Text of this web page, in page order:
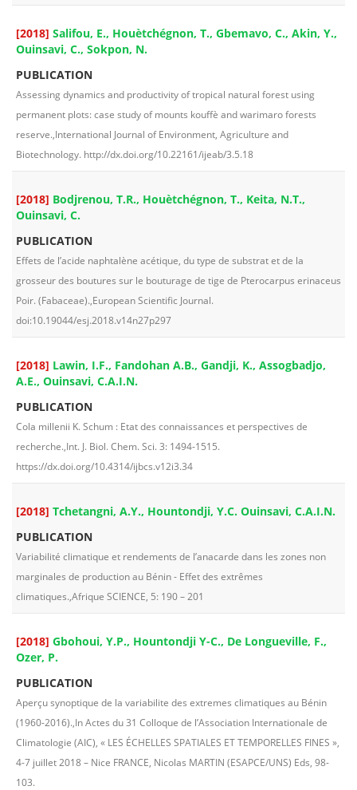
[2018] Salifou, E., Houètchégnon, T., Gbemavo, C., Akin, Y.,
Ouinsavi, C., Sokpon, N.
PUBLICATION
Assessing dynamics and productivity of tropical natural forest using
permanent plots: case study of mounts kouffè and warimaro forests
reserve.,International Journal of Environment, Agriculture and
Biotechnology. http://dx.doi.org/10.22161/ijeab/3.5.18
[2018] Bodjrenou, T.R., Houètchégnon, T., Keita, N.T.,
Ouinsavi, C.
PUBLICATION
Effets de l’acide naphtalène acétique, du type de substrat et de la
grosseur des boutures sur le bouturage de tige de Pterocarpus erinaceus
Poir. (Fabaceae).,European Scientific Journal.
doi:10.19044/esj.2018.v14n27p297
[2018] Lawin, I.F., Fandohan A.B., Gandji, K., Assogbadjo,
A.E., Ouinsavi, C.A.I.N.
PUBLICATION
Cola millenii K. Schum : Etat des connaissances et perspectives de
recherche.,Int. J. Biol. Chem. Sci. 3: 1494-1515.
https://dx.doi.org/10.4314/ijbcs.v12i3.34
[2018] Tchetangni, A.Y., Hountondji, Y.C. Ouinsavi, C.A.I.N.
PUBLICATION
Variabilité climatique et rendements de l’anacarde dans les zones non
marginales de production au Bénin - Effet des extrêmes
climatiques.,Afrique SCIENCE, 5: 190 – 201
[2018] Gbohoui, Y.P., Hountondji Y-C., De Longueville, F.,
Ozer, P.
PUBLICATION
Aperçu synoptique de la variabilite des extremes climatiques au Bénin
(1960-2016).,In Actes du 31 Colloque de l’Association Internationale de
Climatologie (AIC), « LES ÉCHELLES SPATIALES ET TEMPORELLES FINES »,
4-7 juillet 2018 – Nice FRANCE, Nicolas MARTIN (ESAPCE/UNS) Eds, 98-
103.